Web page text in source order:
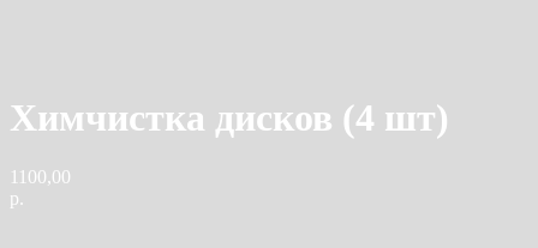
Химчистка дисков (4 шт)
1100,00
р.